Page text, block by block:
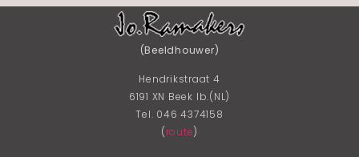
(Beeldhouwer)
Hendrikstraat 4
6191 XN Beek lb.(NL)
Tel. 046 4374158
(route)